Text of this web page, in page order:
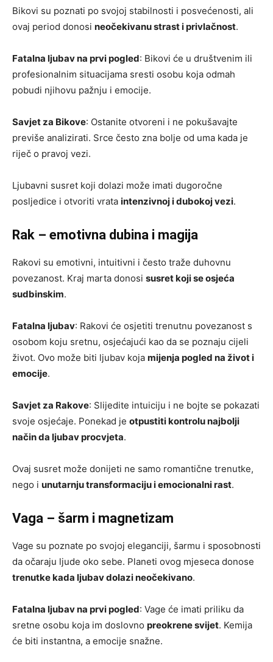
Bikovi su poznati po svojoj stabilnosti i posvećenosti, ali
ovaj period donosi neočekivanu strast i privlačnost.
Fatalna ljubav na prvi pogled: Bikovi će u društvenim ili
profesionalnim situacijama sresti osobu koja odmah
pobudi njihovu pažnju i emocije.
Savjet za Bikove: Ostanite otvoreni i ne pokušavajte
previše analizirati. Srce često zna bolje od uma kada je
riječ o pravoj vezi.
Ljubavni susret koji dolazi može imati dugoročne
posljedice i otvoriti vrata intenzivnoj i dubokoj vezi.
Rak – emotivna dubina i magija
Rakovi su emotivni, intuitivni i često traže duhovnu
povezanost. Kraj marta donosi susret koji se osjeća
sudbinskim.
Fatalna ljubav: Rakovi će osjetiti trenutnu povezanost s
osobom koju sretnu, osjećajući kao da se poznaju cijeli
život. Ovo može biti ljubav koja mijenja pogled na život i
emocije.
Savjet za Rakove: Slijedite intuiciju i ne bojte se pokazati
svoje osjećaje. Ponekad je otpustiti kontrolu najbolji
način da ljubav procvjeta.
Ovaj susret može donijeti ne samo romantične trenutke,
nego i unutarnju transformaciju i emocionalni rast.
Vaga – šarm i magnetizam
Vage su poznate po svojoj eleganciji, šarmu i sposobnosti
da očaraju ljude oko sebe. Planeti ovog mjeseca donose
trenutke kada ljubav dolazi neočekivano.
Fatalna ljubav na prvi pogled: Vage će imati priliku da
sretne osobu koja im doslovno preokrene svijet. Kemija
će biti instantna, a emocije snažne.